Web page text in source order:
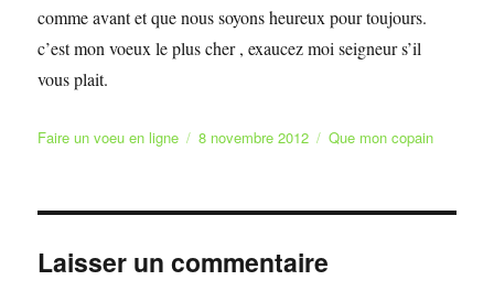
comme avant et que nous soyons heureux pour toujours.
c’est mon voeux le plus cher , exaucez moi seigneur s’il
vous plait.
Auteur
Faire un voeu en ligne
Publié
8 novembre 2012 Catégories
Que mon copain
Laisser un commentaire